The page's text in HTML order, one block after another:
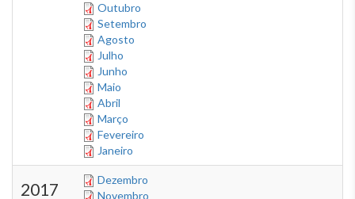
Outubro
Setembro
Agosto
Julho
Junho
Maio
Abril
Março
Fevereiro
Janeiro
2017
Dezembro
Novembro